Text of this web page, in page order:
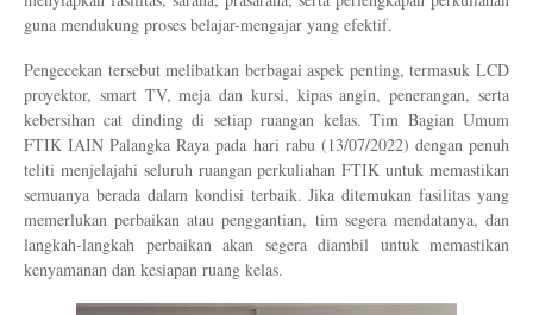
guna mendukung proses belajar-mengajar yang efektif.
Pengecekan tersebut melibatkan berbagai aspek penting, termasuk LCD
proyektor, smart TV, meja dan kursi, kipas angin, penerangan, serta
kebersihan cat dinding di setiap ruangan kelas. Tim Bagian Umum
FTIK IAIN Palangka Raya pada hari rabu (13/07/2022) dengan penuh
teliti menjelajahi seluruh ruangan perkuliahan FTIK untuk memastikan
semuanya berada dalam kondisi terbaik. Jika ditemukan fasilitas yang
memerlukan perbaikan atau penggantian, tim segera mendatanya, dan
langkah-langkah perbaikan akan segera diambil untuk memastikan
kenyamanan dan kesiapan ruang kelas.